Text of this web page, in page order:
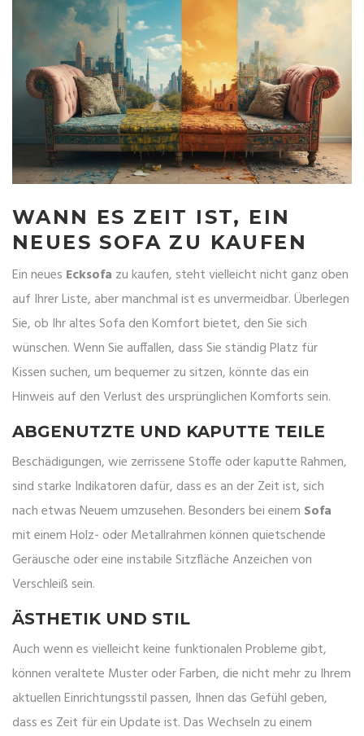
WANN ES ZEIT IST, EIN
NEUES SOFA ZU KAUFEN
Ein neues Ecksofa zu kaufen, steht vielleicht nicht ganz oben
auf Ihrer Liste, aber manchmal ist es unvermeidbar. Überlegen
Sie, ob Ihr altes Sofa den Komfort bietet, den Sie sich
wünschen. Wenn Sie auffallen, dass Sie ständig Platz für
Kissen suchen, um bequemer zu sitzen, könnte das ein
Hinweis auf den Verlust des ursprünglichen Komforts sein.
ABGENUTZTE UND KAPUTTE TEILE
Beschädigungen, wie zerrissene Stoffe oder kaputte Rahmen,
sind starke Indikatoren dafür, dass es an der Zeit ist, sich
nach etwas Neuem umzusehen. Besonders bei einem Sofa
mit einem Holz- oder Metallrahmen können quietschende
Geräusche oder eine instabile Sitzfläche Anzeichen von
Verschleiß sein.
ÄSTHETIK UND STIL
Auch wenn es vielleicht keine funktionalen Probleme gibt,
können veraltete Muster oder Farben, die nicht mehr zu Ihrem
aktuellen Einrichtungsstil passen, Ihnen das Gefühl geben,
dass es Zeit für ein Update ist. Das Wechseln zu einem